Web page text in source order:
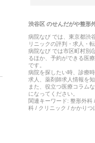
渋谷区のせんだがや整形
病院なび では、 東京都渋
リニックの評判・求人・
病院なび では市区町村別/
るほか、予約ができる医
です。
病院を探したい時、診療
求人、薬剤師求人情報を
また、役立つ医療コラム
になってください。
関連キーワード: 整形外科
科 / クリニック / かかりつ